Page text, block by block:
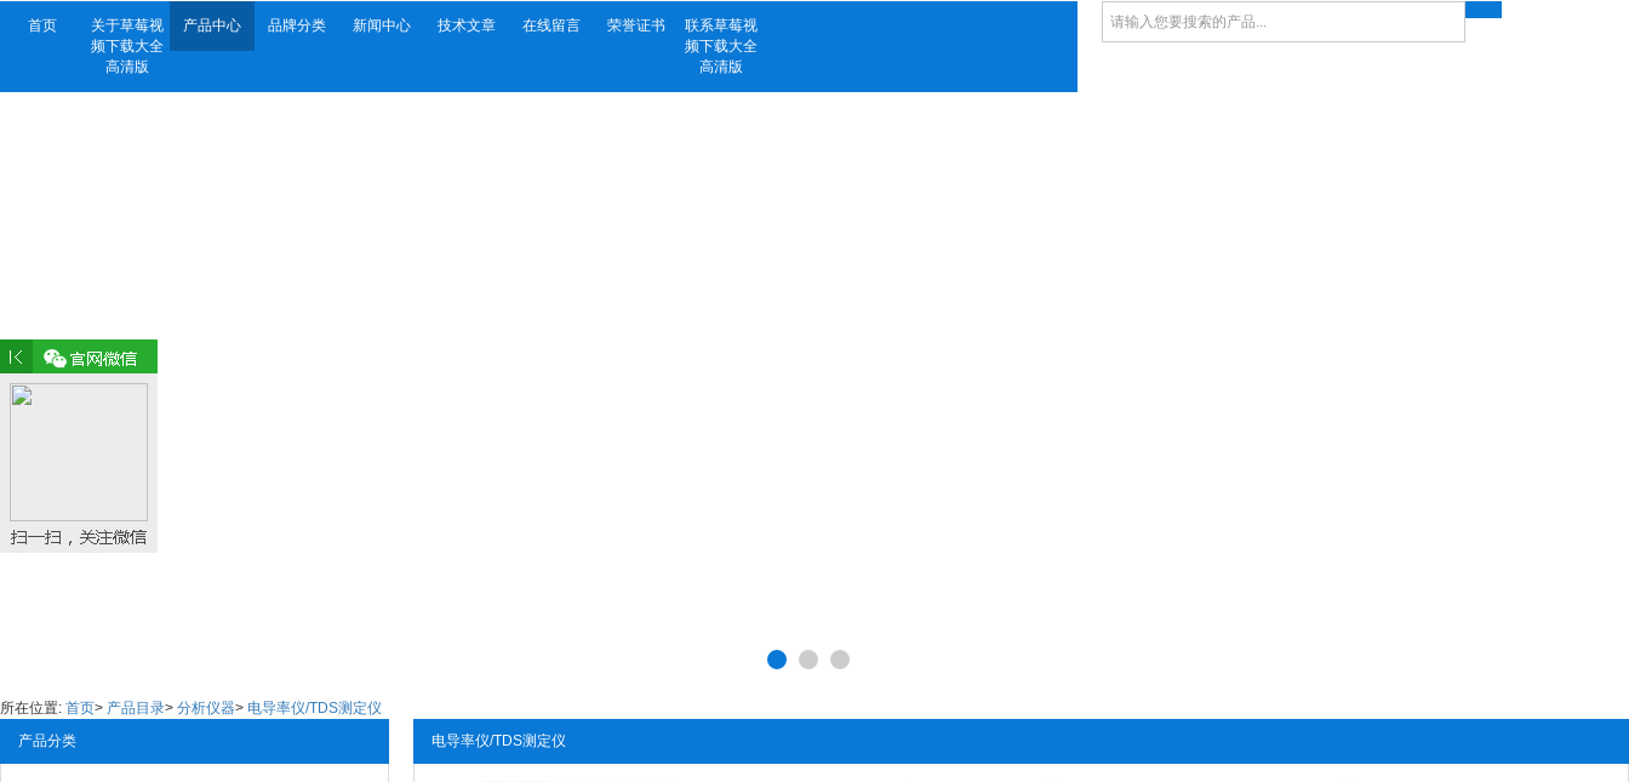
首页
关于草莓视
频下载大全
高清版
产品中心 品牌分类 新闻中心 技术文章 在线留言 荣誉证书
联系草莓视
频下载大全
高清版
所在位置: 首页> 产品目录> 分析仪器> 电导率仪/TDS测定仪
产品分类
电导率仪/TDS测定仪